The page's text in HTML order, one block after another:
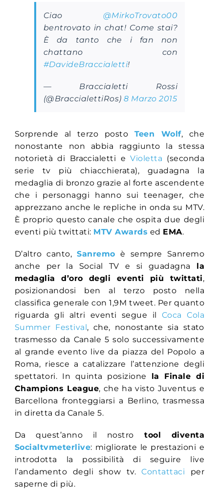
Ciao @MirkoTrovato00
bentrovato in chat! Come stai?
È da tanto che i fan non
chattano con
#DavideBraccialetti!
— Braccialetti Rossi
(@BraccialettiRos)8 Marzo 2015
Sorprende al terzo posto Teen Wolf, che
nonostante non abbia raggiunto la stessa
notorietà di Braccialetti eVioletta (seconda
serie tv più chiacchierata), guadagna la
medaglia di bronzo grazie al forte ascendente
che i personaggi hanno sui teenager, che
apprezzano anche le repliche in onda su MTV.
È proprio questo canale che ospita due degli
eventi più twittati: MTV Awards ed EMA.
D’altro canto,Sanremo
è sempre Sanremo
anche per la Social TV e si guadagna la
medaglia d’oro degli eventi più twittati,
posizionandosi ben al terzo posto nella
classifica generale con 1,9M tweet. Per quanto
riguarda gli altri eventi segue il Coca Cola
Summer Festival, che, nonostante sia stato
trasmesso da Canale 5 solo successivamente
al grande evento live da piazza del Popolo a
Roma, riesce a catalizzare l’attenzione degli
spettatori. In quinta posizione la Finale di
Champions League, che ha visto Juventus e
Barcellona fronteggiarsi a Berlino, trasmessa
in diretta da Canale 5.
Da quest’anno il nostro tool diventa
Socialtvmeterlive: migliorate le prestazioni e
introdotta la possibilità di seguire live
l’andamento degli show tv.Contattaci per
saperne di più.